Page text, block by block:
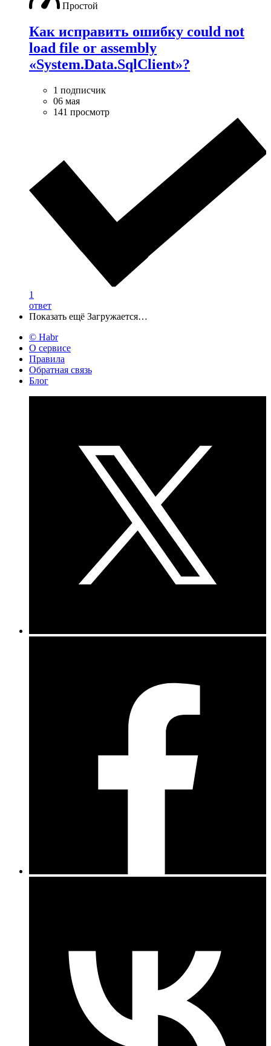
Простой
Как исправить ошибку could not
load file or assembly
«System.Data.SqlClient»?
1 подписчик
06 мая
141 просмотр
1
ответ
Показать ещё Загружается…
© Habr
О сервисе
Правила
Обратная связь
Блог